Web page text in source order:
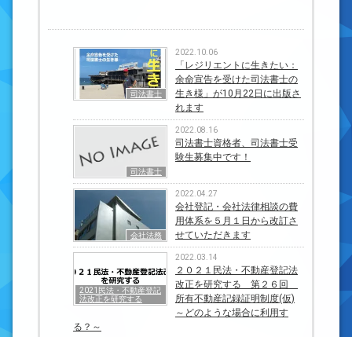
司法書士
2022.10.06
「レジリエントに生きたい：
余命宣告を受けた司法書士の
生き様」が10月22日に出版さ
れます
司法書士
2022.08.16
司法書士資格者、司法書士受
験生募集中です！
会社法務
2022.04.27
会社登記・会社法律相談の費
用体系を５月１日から改訂さ
せていただきます
2021民法・不動産登記
法改正を研究する
2022.03.14
２０２１民法・不動産登記法
改正を研究する 第２６回
所有不動産記録証明制度(仮)
～どのような場合に利用す
る？～